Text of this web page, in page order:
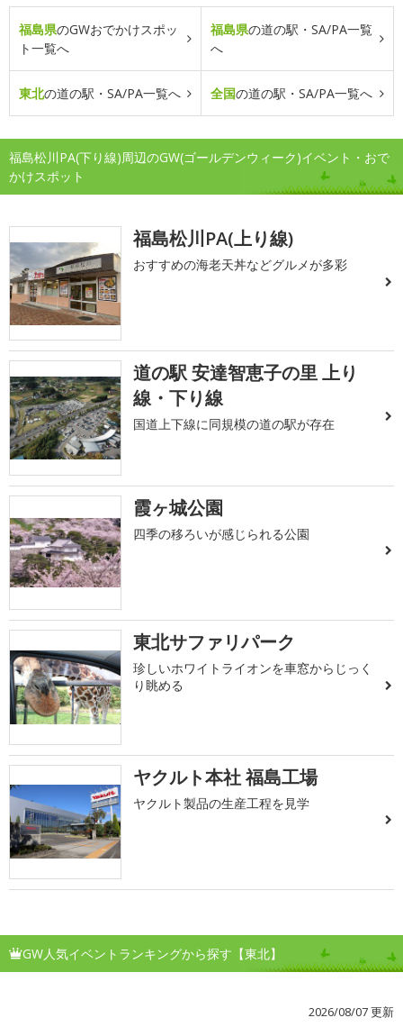
福島県のGWおでかけスポッ
ト一覧へ
福島県の道の駅・SA/PA一覧
へ
東北の道の駅・SA/PA一覧へ 全国の道の駅・SA/PA一覧へ
福島松川PA(下り線)周辺のGW(ゴールデンウィーク)イベント・おで
かけスポット
福島松川PA(上り線)
おすすめの海老天丼などグルメが多彩
道の駅 安達智恵子の里 上り
線・下り線
国道上下線に同規模の道の駅が存在
霞ヶ城公園
四季の移ろいが感じられる公園
東北サファリパーク
珍しいホワイトライオンを車窓からじっく
り眺める
ヤクルト本社 福島工場
ヤクルト製品の生産工程を見学
GW人気イベントランキングから探す【東北】
2026/08/07 更新